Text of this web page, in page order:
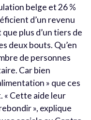
belge et 26 %
d’un revenu
plus d’un tiers de
deux bouts. Qu’en
de personnes
Car bien
» que ces
« Cette aide leur
», explique